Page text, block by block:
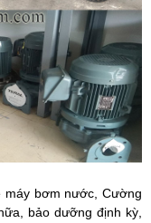
máy bơm nước, Cường
bảo dưỡng định kỳ,